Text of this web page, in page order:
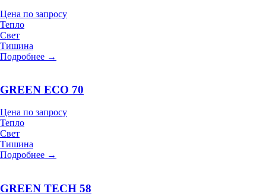
Цена по запросу
Тепло
Свет
Тишина
Подробнее →
GREEN ECO 70
Цена по запросу
Тепло
Свет
Тишина
Подробнее →
GREEN TECH 58